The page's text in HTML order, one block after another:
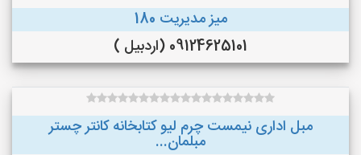
میز مدیریت 180
09124625101 (اردبیل )
مبل اداری نیمست چرم لیو کتابخانه کانتر چستر
مبلمان...